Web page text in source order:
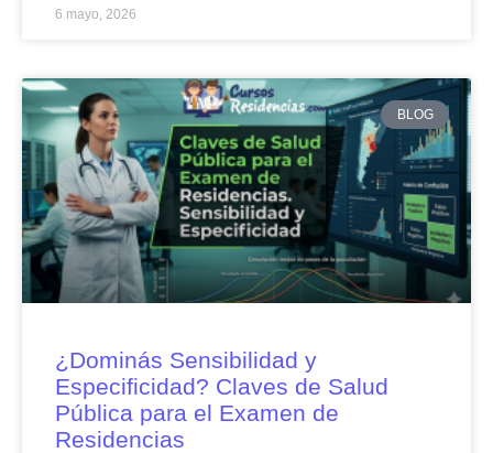
6 mayo, 2026
BLOG
¿Dominás Sensibilidad y
Especificidad? Claves de Salud
Pública para el Examen de
Residencias